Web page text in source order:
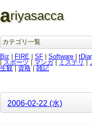
ariyasacca
カテゴリ一覧
Biz
FIRE SF Software
スポーツ | マンガ| ミステリ
生観
資格| 雑記
2006-02-22 (水)